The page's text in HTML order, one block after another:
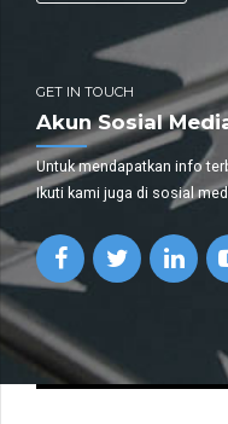
GET IN TOUCH
Akun Sosial
Untuk mendapatkan info
Ikuti kami juga di sosial